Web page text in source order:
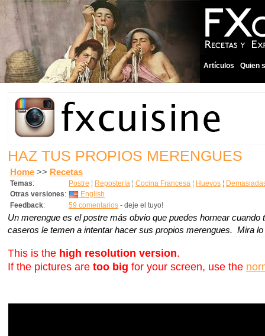
Artículos Quien
HAZ TUS PROPIOS MERENGUES
Home >> Recetas
Temas: Postre ¦ Repostería ¦ Cocina Francesa ¦ Huevos ¦
Otras versiones:
English
Feedback: 59 comentarios - deje el tuyo!
Un merengue es el postre más obvio que puedes hornear cuando
caseros le temen a intentar hacer sus propios merengues. Mira
This is the high resolution version.
If the pictures are too big for your screen, use the